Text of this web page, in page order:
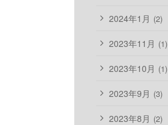
2024年1月 (2)
2023年11月 (1)
2023年10月 (1)
2023年9月 (3)
2023年8月 (2)